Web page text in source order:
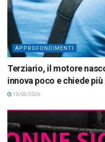
APPROFONDIMENTI
Terziario, il motore
innova poco e chiede
13/05/2026